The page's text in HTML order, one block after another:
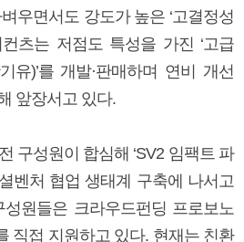
우면서도 강도가 높은 ‘고결정성
컨츠는 저점도 특성을 가진 ‘고급
유)’를 개발·판매하며 연비 개선
앞장서고 있다.
구성원이 합심해 ‘SV2 임팩트 파
벤처 협업 생태계 구축에 나서고
원들은 크라우드펀딩 프로보노
직접 지원하고 있다. 현재는 친환